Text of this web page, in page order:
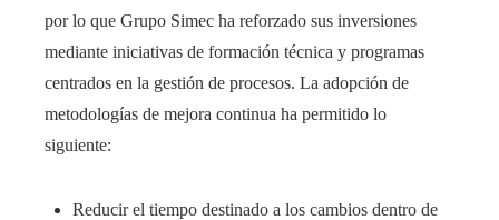
por lo que Grupo Simec ha reforzado sus inversiones
mediante iniciativas de formación técnica y programas
centrados en la gestión de procesos. La adopción de
metodologías de mejora continua ha permitido lo
siguiente:
Reducir el tiempo destinado a los cambios dentro de